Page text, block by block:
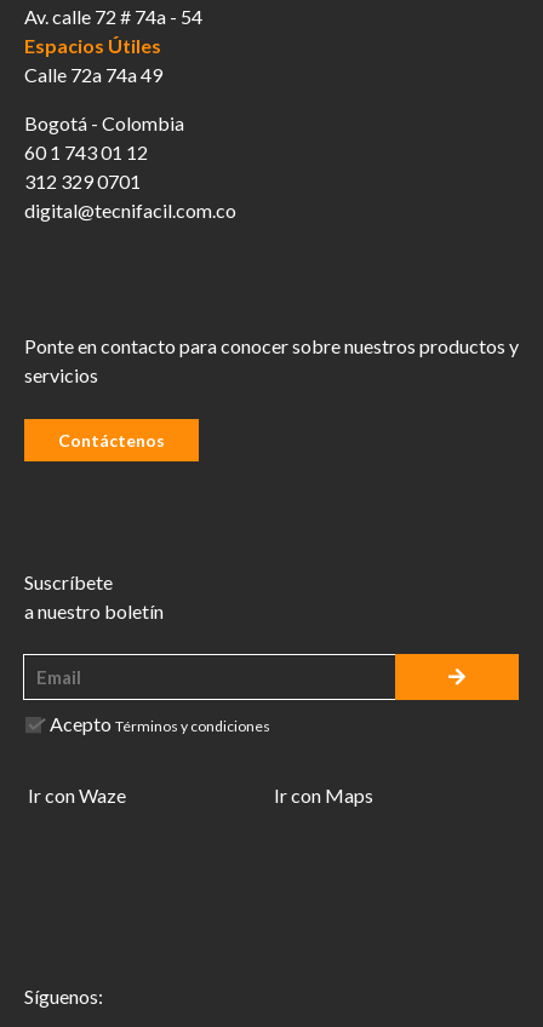
Av. calle 72 # 74a - 54
Espacios Útiles
Calle 72a 74a 49
Bogotá - Colombia
60 1 743 01 12
312 329 0701
digital@tecnifacil.com.co
Ponte en contacto para conocer sobre nuestros productos y
servicios
Contáctenos
Suscríbete
a nuestro boletín
Acepto Términos y condiciones
Ir con Waze Ir con Maps
Síguenos: